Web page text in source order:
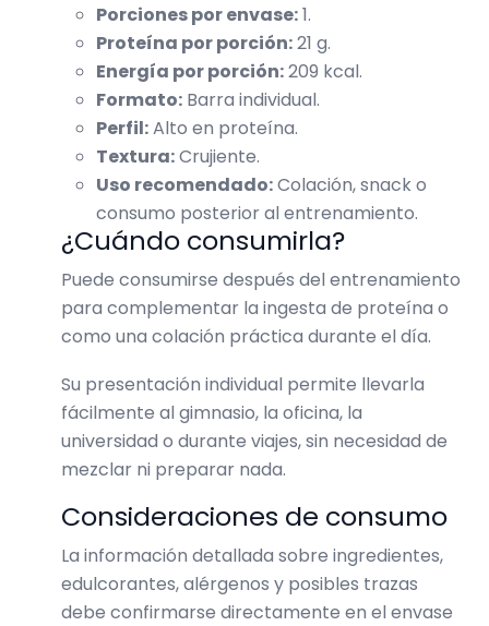
Porciones por envase:1.
Proteína por porción:21 g.
Energía por porción:209 kcal.
Formato: Barra individual.
Perfil:Alto en proteína.
Textura:Crujiente.
Uso recomendado:Colación, snack o
consumo posterior al entrenamiento.
¿Cuándo consumirla?
Puede consumirse después del entrenamiento
para complementar la ingesta de proteína o
como una colación práctica durante el día.
Su presentación individual permite llevarla
fácilmente al gimnasio, la oficina, la
universidad o durante viajes, sin necesidad de
mezclar ni preparar nada.
Consideraciones de consumo
La información detallada sobre ingredientes,
edulcorantes, alérgenos y posibles trazas
debe confirmarse directamente en el envase